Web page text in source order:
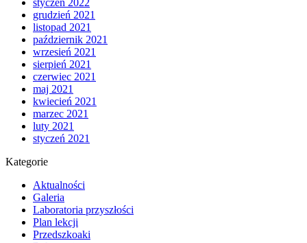
styczeń 2022
grudzień 2021
listopad 2021
październik 2021
wrzesień 2021
sierpień 2021
czerwiec 2021
maj 2021
kwiecień 2021
marzec 2021
luty 2021
styczeń 2021
Kategorie
Aktualności
Galeria
Laboratoria przyszłości
Plan lekcji
Przedszkoaki